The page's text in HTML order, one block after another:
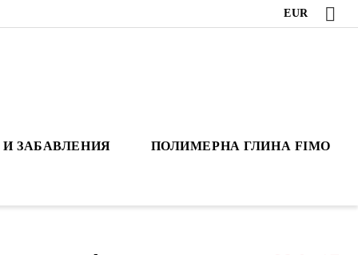
EUR
И ЗАБАВЛЕНИЯ ПОЛИМЕРНА ГЛИНА FIMO